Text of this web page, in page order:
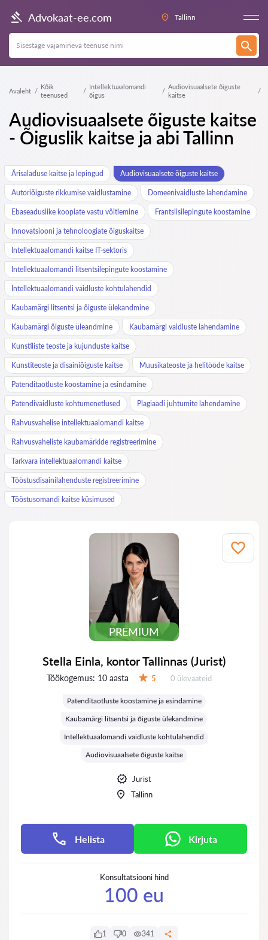
Advokaat-ee.com Tallinn
Avaleht
Kõik
teenused
Intellektuaalomandi
õigus
Audiovisuaalsete õiguste
kaitse
Audiovisuaalsete õiguste kaitse
- Õiguslik kaitse ja abi Tallinn
Ärisaladuse kaitse ja lepingud Audiovisuaalsete õiguste kaitse
Autoriõiguste rikkumise vaidlustamine Domeenivaidluste lahendamine
Ebaseaduslike koopiate vastu võitlemine Frantsiisilepingute koostamine
Innovatsiooni ja tehnoloogiate õiguskaitse
Intellektuaalomandi kaitse IT-sektoris
Intellektuaalomandi litsentsilepingute koostamine
Intellektuaalomandi vaidluste kohtulahendid
Kaubamärgi litsentsi ja õiguste ülekandmine
Kaubamärgi õiguste üleandmine Kaubamärgi vaidluste lahendamine
Kunstiliste teoste ja kujunduste kaitse
Kunstiteoste ja disainiõiguste kaitse Muusikateoste ja helitööde kaitse
Patenditaotluste koostamine ja esindamine
Patendivaidluste kohtumenetlused Plagiaadi juhtumite lahendamine
Rahvusvahelise intellektuaalomandi kaitse
Rahvusvaheliste kaubamärkide registreerimine
Tarkvara intellektuaalomandi kaitse
Tööstusdisainilahenduste registreerimine
Tööstusomandi kaitse küsimused
PREMIUM
Stella Einla, kontor Tallinnas (Jurist)
Töökogemus: 10 aasta 5 Ülevaateid:
0 ülevaateid
Patenditaotluste koostamine ja esindamine
Kaubamärgi litsentsi ja õiguste ülekandmine
Intellektuaalomandi vaidluste kohtulahendid
Audiovisuaalsete õiguste kaitse
Jurist
Tallinn
Helista Kirjuta
Konsultatsiooni hind
100 eu
1 0 341